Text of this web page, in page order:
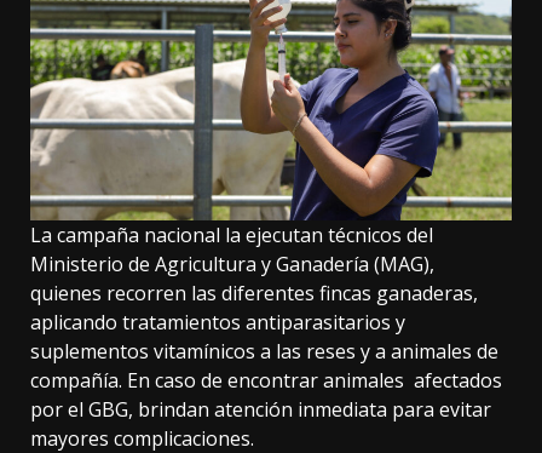
La campaña nacional la ejecutan técnicos del
Ministerio de Agricultura y Ganadería (MAG),
quienes recorren las diferentes fincas ganaderas,
aplicando tratamientos antiparasitarios y
suplementos vitamínicos a las reses y a animales de
compañía. En caso de encontrar animales afectados
por el GBG, brindan atención inmediata para evitar
mayores complicaciones.